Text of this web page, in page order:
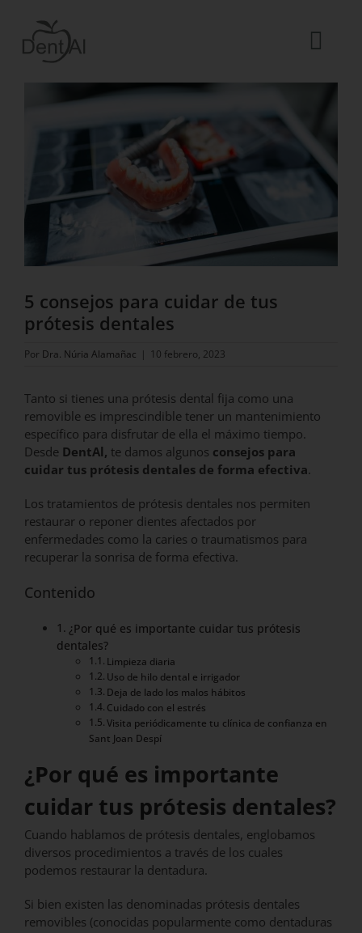
contenido
La Clínica
El equipo
Tratamientos
Urgencias dentales
Blog
imagen
5 consejos para cuidar de tus
prótesis dentales
Por Dra. Núria Alamañac | 10 febrero, 2023
Tanto si tienes una prótesis dental fija como una
removible es imprescindible tener un mantenimiento
específico para disfrutar de ella el máximo tiempo.
Desde DentAl, te damos algunos consejos para
cuidar tus prótesis dentales de forma efectiva.
Los tratamientos de prótesis dentales nos permiten
restaurar o reponer dientes afectados por
enfermedades como la caries o traumatismos para
recuperar la sonrisa de forma efectiva.
Contenido
¿Por qué es importante cuidar tus prótesis
dentales?
Limpieza diaria
Uso de hilo dental e irrigador
Deja de lado los malos hábitos
Cuidado con el estrés
Visita periódicamente tu clínica de confianza en
Sant Joan Despí
¿Por qué es importante
cuidar tus prótesis dentales?
Cuando hablamos de prótesis dentales, englobamos
diversos procedimientos a través de los cuales
podemos restaurar la dentadura.
Si bien existen las denominadas prótesis dentales
removibles (conocidas popularmente como dentaduras